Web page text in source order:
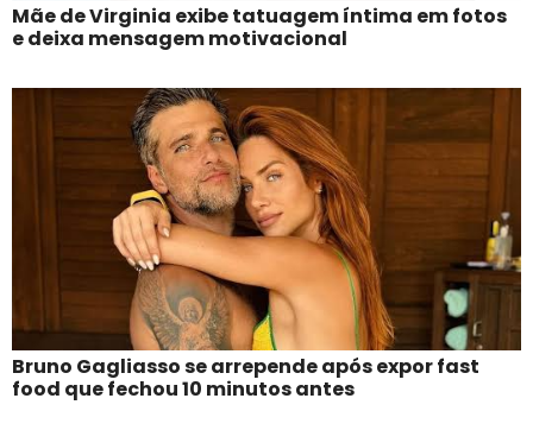
Mãe de Virginia exibe tatuagem íntima em fotos
e deixa mensagem motivacional
Bruno Gagliasso se arrepende após expor fast
food que fechou 10 minutos antes